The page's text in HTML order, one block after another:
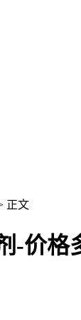
正文
-价格